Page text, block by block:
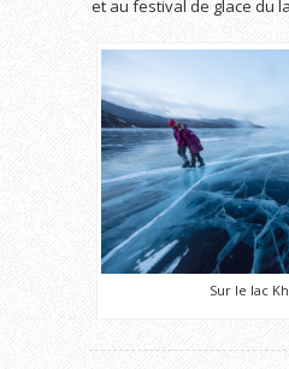
et au festival de glace du
Sur le lac